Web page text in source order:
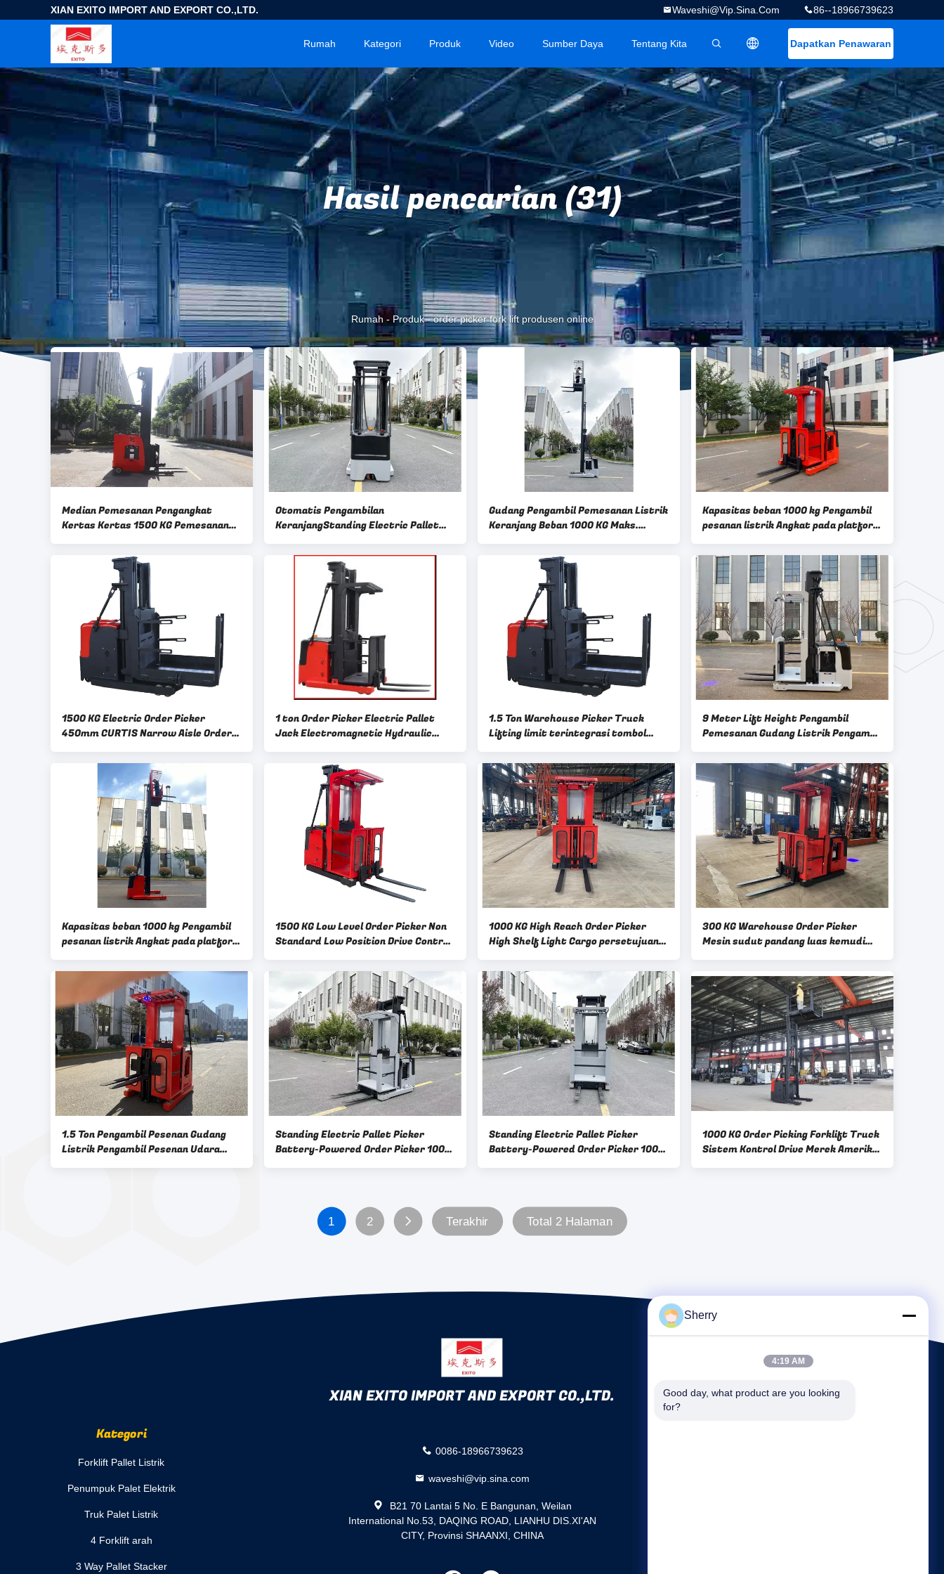
XIAN EXITO IMPORT AND EXPORT CO.,LTD. 86--18966739623
Waveshi@vip.sina.com
Dapatkan Penawaran
描述
Rumah Kategori Produk Video Sumber Daya Tentang Kita
Hasil pencarian (31)
Rumah -Produk-order picker fork lift produsen online
Median Pemesanan Pengangkat
Kertas Kertas 1500 KG Pemesanan
Otomatis Pengambilan
KeranjangStanding Electric Pallet
1000 KG Lift Tinggi 6000 meter
Gudang Pengambil Pemesanan Listrik
Keranjang Beban 1000 KG Maks.
Kapasitas beban 1000 kg Pengambil
pesanan listrik Angkat pada platform
manusia
1500 KG Electric Order Picker
450mm CURTIS Narrow Aisle Order
1 ton Order Picker Electric Pallet
Jack Electromagnetic Hydraulic
1.5 Ton Warehouse Picker Truck
Lifting limit terintegrasi tombol
9 Meter Lift Height Pengambil
Pemesanan Gudang Listrik Pengambil
Kapasitas beban 1000 kg Pengambil
pesanan listrik Angkat pada platform
1500 KG Low Level Order Picker Non
Standard Low Position Drive Control
1000 KG High Reach Order Picker
High Shelf Light Cargo persetujuan
300 KG Warehouse Order Picker
Mesin sudut pandang luas kemudi
1.5 Ton Pengambil Pesenan Gudang
Listrik Pengambil Pesenan Udara
Standing Electric Pallet Picker
Battery-Powered Order Picker 1000
Standing Electric Pallet Picker
Battery-Powered Order Picker 1000
1000 KG Order Picking Forklift Truck
Sistem Kontrol Drive Merek Amerika
1 2 Terakhir Total 2 Halaman
XIAN EXITO IMPORT AND EXPORT CO.,LTD.
Kategori
Forklift Pallet Listrik
Penumpuk Palet Elektrik
Truk Palet Listrik
4 Forklift arah
3 Way Pallet Stacker
0086-18966739623
waveshi@vip.sina.com
B21 70 Lantai 5 No. E Bangunan, Weilan
International No.53, DAQING ROAD, LIANHU DIS.XI'AN
CITY, Provinsi SHAANXI, CHINA
Sherry
4:19 AM
Good day, what product are you looking
for?